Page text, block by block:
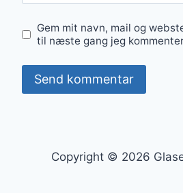
Gem mit navn, mail og
til næste gang jeg
Copyright © 2026